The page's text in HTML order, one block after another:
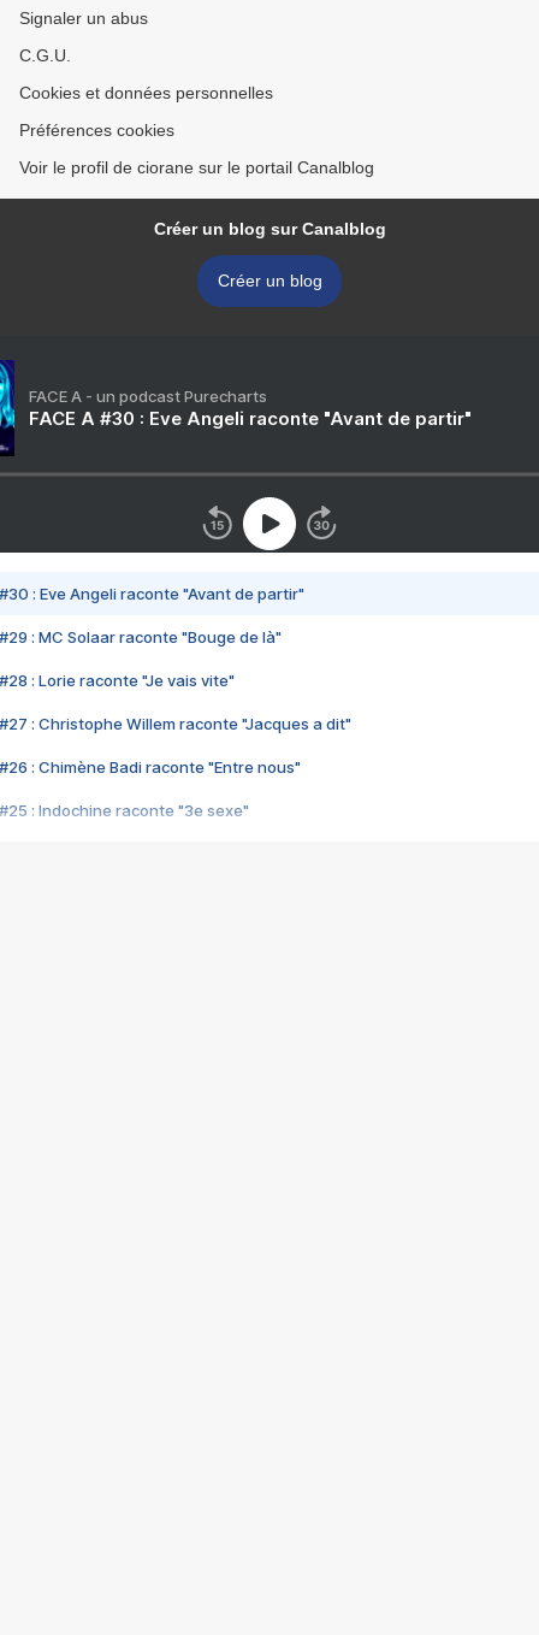
Signaler un abus
C.G.U.
Cookies et données personnelles
Préférences cookies
Voir le profil de ciorane sur le portail Canalblog
Créer un blog sur Canalblog
Créer un blog
FACE A - un podcast Purecharts
FACE A #30 : Eve Angeli raconte "Avant de partir"
#30 : Eve Angeli raconte "Avant de partir"
#29 : MC Solaar raconte "Bouge de là"
#28 : Lorie raconte "Je vais vite"
#27 : Christophe Willem raconte "Jacques a dit"
#26 : Chimène Badi raconte "Entre nous"
#25 : Indochine raconte "3e sexe"